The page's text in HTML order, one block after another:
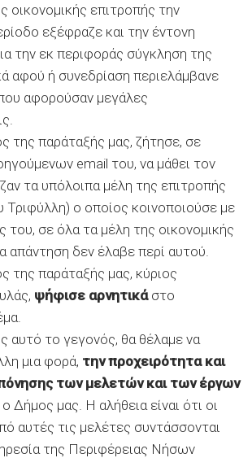
οικονομικής επιτροπής την
εξέφραζε και την έντονη
την εκ περιφοράς σύγκληση της
αφού ή συνεδρίαση περιελάμβανε
αφορούσαν μεγάλες
της παράταξής μας, ζήτησε, σε
email του, να μάθει τον
τα υπόλοιπα μέλη της επιτροπής
Τριφύλλη) ο οποίος κοινοποιούσε με
του, σε όλα τα μέλη της οικονομικής
απάντηση δεν έλαβε περί αυτού.
της παράταξής μας, κύριος
ψήφισε αρνητικάστο
το γεγονός, θα θέλαμε να
μια φορά, την προχειρότητα και
των μελετών και των έργων
Δήμος μας. Η αλήθεια είναι ότι οι
αυτές τις μελέτες συντάσσονται
της Περιφέρειας Νήσων